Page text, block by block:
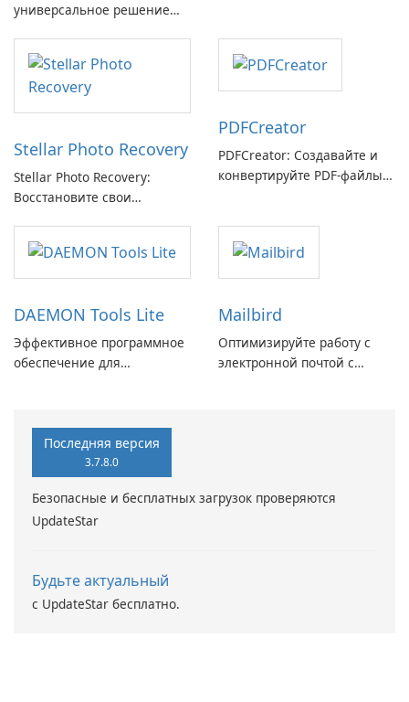
универсальное решение
электронной почты
Stellar Photo Recovery
Stellar Photo Recovery:
Восстановите свои
с легкостью
PDFCreator
PDFCreator: Создавайте и
конвертируйте PDF-файлы с
DAEMON Tools Lite
Эффективное программное
обеспечение для
Mailbird
Оптимизируйте работу с
электронной почтой с
Последняя версия
3.7.8.0
Безопасные и бесплатных загрузок проверяются
UpdateStar
Будьте актуальный
с UpdateStar бесплатно.